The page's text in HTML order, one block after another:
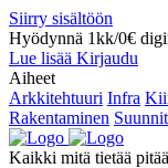
Siirry sisältöön
Hyödynnä 1kk/0€
Lue lisää Kirjaudu
Aiheet
Arkkitehtuuri Infra
Rakentaminen
Kaikki mitä tietää pitää